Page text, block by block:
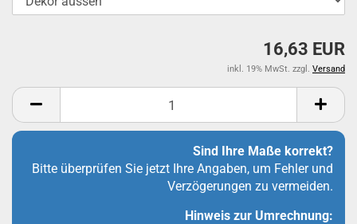
16,63 EUR
inkl. 19% MwSt. zzgl. Versand
Sind Ihre Maße korrekt?
Bitte überprüfen Sie jetzt Ihre Angaben, um Fehler und
Verzögerungen zu vermeiden.
Hinweis zur Umrechnung: